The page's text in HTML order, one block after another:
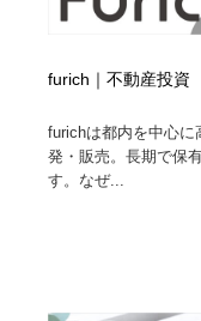
furich｜不動産投資
furichは都内を中心に
発・販売。長期で保
す。なぜ...